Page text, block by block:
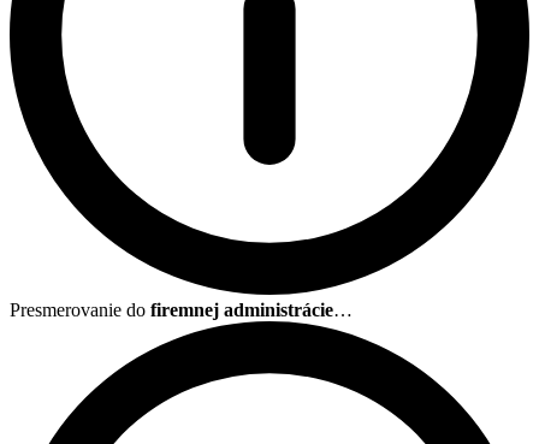
Presmerovanie do firemnej administrácie…